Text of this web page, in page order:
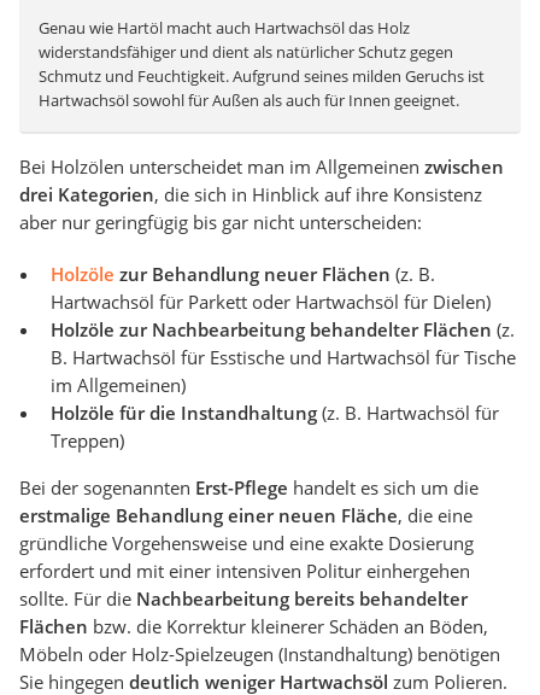
Genau wie Hartöl macht auch Hartwachsöl das Holz
widerstandsfähiger und dient als natürlicher Schutz gegen
Schmutz und Feuchtigkeit. Aufgrund seines milden Geruchs ist
Hartwachsöl sowohl für Außen als auch für Innen geeignet.
Bei Holzölen unterscheidet man im Allgemeinen zwischen
drei Kategorien, die sich in Hinblick auf ihre Konsistenz
aber nur geringfügig bis gar nicht unterscheiden:
Holzöle zur Behandlung neuer Flächen (z. B.
Hartwachsöl für Parkett oder Hartwachsöl für Dielen)
Holzöle zur Nachbearbeitung behandelter Flächen (z.
B. Hartwachsöl für Esstische und Hartwachsöl für Tische
im Allgemeinen)
Holzöle für die Instandhaltung (z. B. Hartwachsöl für
Treppen)
Bei der sogenannten Erst-Pflege handelt es sich um die
erstmalige Behandlung einer neuen Fläche, die eine
gründliche Vorgehensweise und eine exakte Dosierung
erfordert und mit einer intensiven Politur einhergehen
sollte. Für die Nachbearbeitung bereits behandelter
Flächen bzw. die Korrektur kleinerer Schäden an Böden,
Möbeln oder Holz-Spielzeugen (Instandhaltung) benötigen
Sie hingegen deutlich weniger Hartwachsöl zum Polieren.